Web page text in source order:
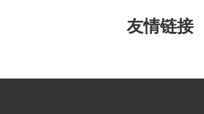
友情链接